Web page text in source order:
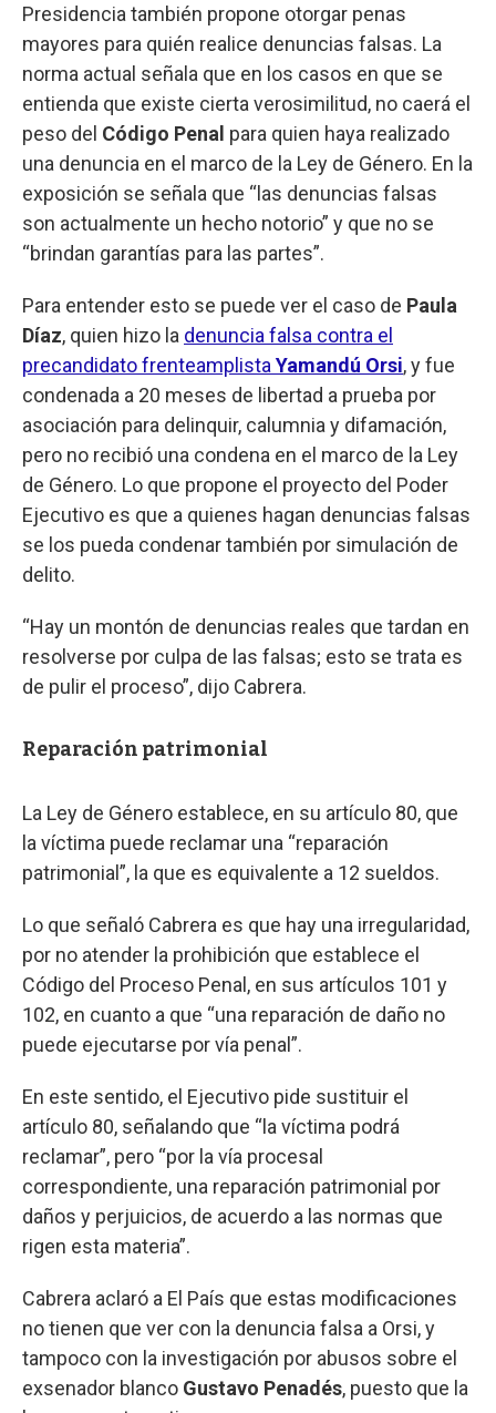
Presidencia también propone otorgar penas
mayores para quién realice denuncias falsas. La
norma actual señala que en los casos en que se
entienda que existe cierta verosimilitud, no caerá el
peso del Código Penal para quien haya realizado
una denuncia en el marco de la Ley de Género. En la
exposición se señala que “las denuncias falsas
son actualmente un hecho notorio” y que no se
“brindan garantías para las partes”.
Para entender esto se puede ver el caso de Paula
Díaz, quien hizo la denuncia falsa contra el
precandidato frenteamplista Yamandú Orsi, y fue
condenada a 20 meses de libertad a prueba por
asociación para delinquir, calumnia y difamación,
pero no recibió una condena en el marco de la Ley
de Género. Lo que propone el proyecto del Poder
Ejecutivo es que a quienes hagan denuncias falsas
se los pueda condenar también por simulación de
delito.
“Hay un montón de denuncias reales que tardan en
resolverse por culpa de las falsas; esto se trata es
de pulir el proceso”, dijo Cabrera.
Reparación patrimonial
La Ley de Género establece, en su artículo 80, que
la víctima puede reclamar una “reparación
patrimonial”, la que es equivalente a 12 sueldos.
Lo que señaló Cabrera es que hay una irregularidad,
por no atender la prohibición que establece el
Código del Proceso Penal, en sus artículos 101 y
102, en cuanto a que “una reparación de daño no
puede ejecutarse por vía penal”.
En este sentido, el Ejecutivo pide sustituir el
artículo 80, señalando que “la víctima podrá
reclamar”, pero “por la vía procesal
correspondiente, una reparación patrimonial por
daños y perjuicios, de acuerdo a las normas que
rigen esta materia”.
Cabrera aclaró a El País que estas modificaciones
no tienen que ver con la denuncia falsa a Orsi, y
tampoco con la investigación por abusos sobre el
exsenador blanco Gustavo Penadés, puesto que la